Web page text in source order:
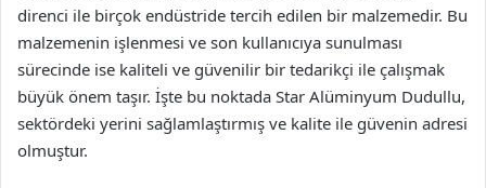
direnci ile birçok endüstride tercih edilen bir malzemedir. Bu
malzemenin işlenmesi ve son kullanıcıya sunulması
sürecinde ise kaliteli ve güvenilir bir tedarikçi ile çalışmak
büyük önem taşır. İşte bu noktada Star Alüminyum Dudullu,
sektördeki yerini sağlamlaştırmış ve kalite ile güvenin adresi
olmuştur.